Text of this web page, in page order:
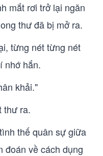
mắt rơi trở lại ngăn
thư đã bị mở ra.
từng nét từng nét
nhớ hắn.
khải."
thư ra.
thế quân sự giữa
đoán về cách dụng